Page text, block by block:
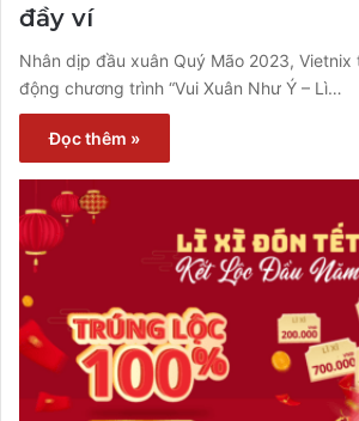
đầy ví
Nhân dịp đầu xuân Quý Mão 2023,
động chương trình “Vui Xuân Như Ý – Lì…
Đọc thêm »